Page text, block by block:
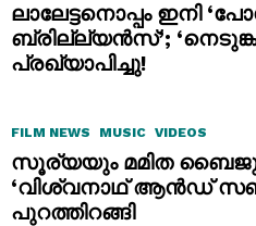
ലാലേട്ടനൊപ്പം ഇനി
ബ്രില്ല്യൻസ്’;
പ്രഖ്യാപിച്ചു!
FILM NEWS MUSIC VIDEOS
സൂര്യയും മമിത
‘വിശ്വനാഥ് ആൻഡ്
പുറത്തിറങ്ങി